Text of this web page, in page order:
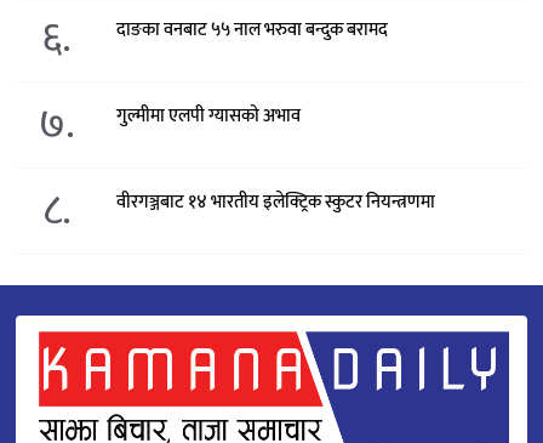
६. दाङका वनबाट ५५ नाल भरुवा बन्दुक बरामद
७. गुल्मीमा एलपी ग्यासको अभाव
८. वीरगञ्जबाट १४ भारतीय इलेक्ट्रिक स्कुटर नियन्त्रणमा